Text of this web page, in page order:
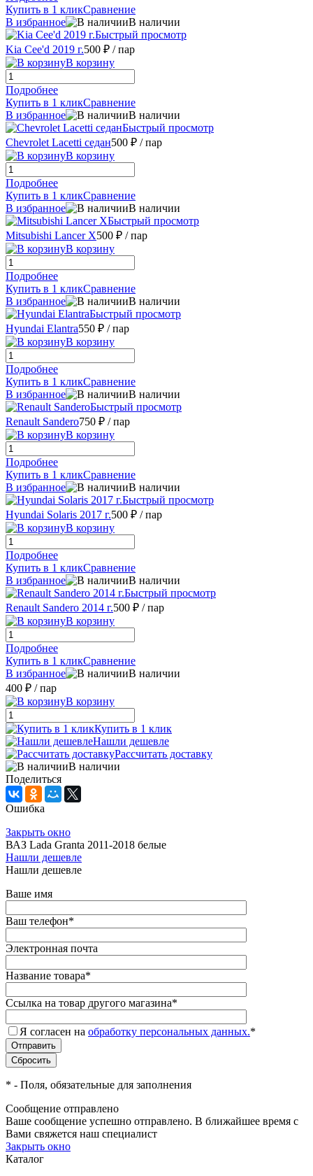
Купить в 1 кликСравнение
В избранное
В наличии
Быстрый просмотр
Kia Cee'd 2019 г.500 ₽ / пар
В корзину
Подробнее
Купить в 1 кликСравнение
В избранное
В наличии
Быстрый просмотр
Chevrolet Lacetti седан500 ₽ / пар
В корзину
Подробнее
Купить в 1 кликСравнение
В избранное
В наличии
Быстрый просмотр
Mitsubishi Lancer X500 ₽ / пар
В корзину
Подробнее
Купить в 1 кликСравнение
В избранное
В наличии
Быстрый просмотр
Hyundai Elantra550 ₽ / пар
В корзину
Подробнее
Купить в 1 кликСравнение
В избранное
В наличии
Быстрый просмотр
Renault Sandero750 ₽ / пар
В корзину
Подробнее
Купить в 1 кликСравнение
В избранное
В наличии
Быстрый просмотр
Hyundai Solaris 2017 г.500 ₽ / пар
В корзину
Подробнее
Купить в 1 кликСравнение
В избранное
В наличии
Быстрый просмотр
Renault Sandero 2014 г.500 ₽ / пар
В корзину
Подробнее
Купить в 1 кликСравнение
В избранное
В наличии
400 ₽ / пар
В корзину
Купить в 1 клик
Нашли дешевле
Рассчитать доставку
В наличии
Поделиться
Ошибка
Закрыть окно
ВАЗ Lada Granta 2011-2018 белые
Нашли дешевле
Нашли дешевле
Ваше имя
Ваш телефон*
Электронная почта
Название товара*
Ссылка на товар другого магазина*
Я согласен на обработку персональных данных.*
* - Поля, обязательные для заполнения
Сообщение отправлено
Ваше сообщение успешно отправлено. В ближайшее время с
Вами свяжется наш специалист
Закрыть окно
Каталог